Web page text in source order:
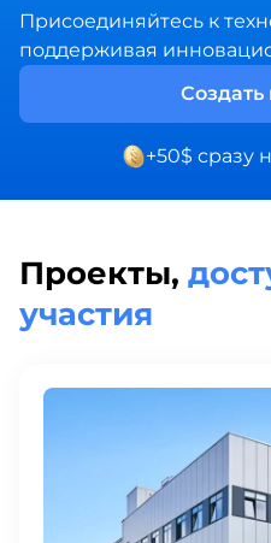
Присоединяйтесь к
поддерживая
+50$ сразу
Проекты,
участия